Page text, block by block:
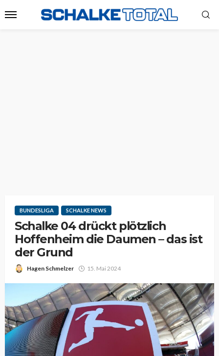
BUNDESLIGA SCHALKE NEWS
Schalke 04 drückt plötzlich
Hoffenheim die Daumen – das ist
der Grund
Hagen Schmelzer 15. Mai 2024